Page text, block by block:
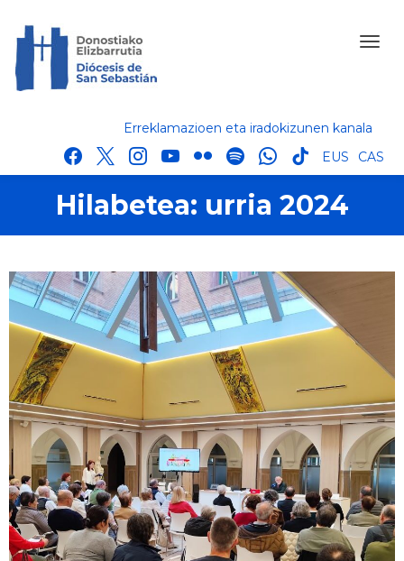
Erreklamazioen eta iradokizunen kanala
facebook
x instagram
youtube
flickr spotifywhatsapp
tik
tok
EUS CAS
Hilabetea: urria 2024